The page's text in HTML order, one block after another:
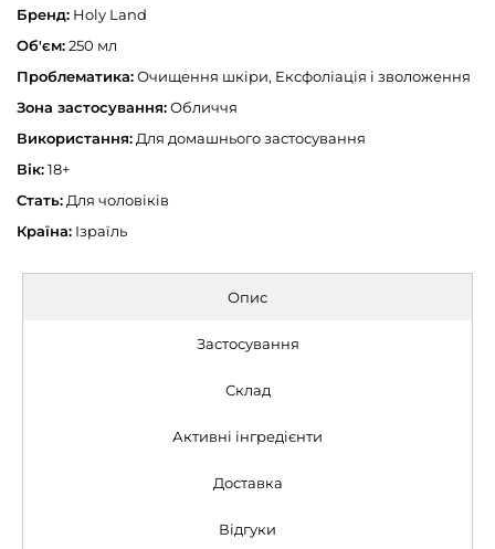
Бренд: Holy Land
Об'єм:250 мл
Проблематика:Очищення шкіри, Ексфоліація і зволоження
Зона застосування:Обличчя
Використання: Для домашнього застосування
Вік:18+
Стать: Для чоловіків
Країна: Ізраїль
Опис
Застосування
Склад
Активні інгредієнти
Доставка
Відгуки